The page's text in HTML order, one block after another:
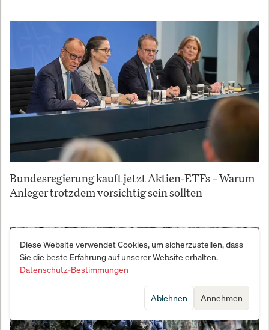
Bundesregierung kauft jetzt Aktien-ETFs – Warum
Anleger trotzdem vorsichtig sein sollten
Diese Website verwendet Cookies, um sicherzustellen, dass
Sie die beste Erfahrung auf unserer Website erhalten.
Datenschutz-Bestimmungen
Annehmen
Ablehnen